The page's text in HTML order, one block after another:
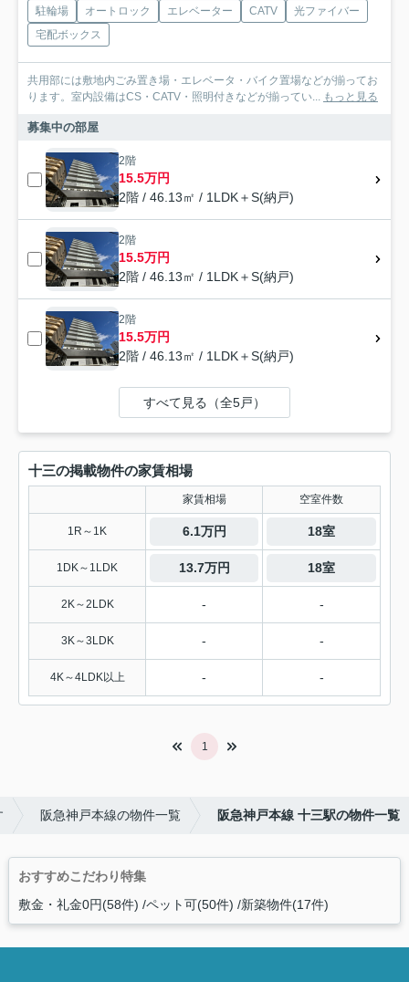
駐輪場 オートロック エレベーター CATV
光ファイバー
宅配ボックス
共用部には敷地内ごみ置き場・エレベータ・バイク置場などが揃ってお
ります。室内設備はCS・CATV・照明付きなどが揃ってい... もっと見る
募集中の部屋
2階
15.5万円
2階 / 46.13㎡ / 1LDK＋S(納戸)
2階
15.5万円
2階 / 46.13㎡ / 1LDK＋S(納戸)
2階
15.5万円
2階 / 46.13㎡ / 1LDK＋S(納戸)
すべて見る（全5戸）
十三の掲載物件の家賃相場
家賃相場 空室件数
1R～1K 6.1万円 18室
1DK～1LDK 13.7万円 18室
2K～2LDK - -
3K～3LDK - -
4K～4LDK以上 - -
1
阪急神戸本線の物件一覧 阪急神戸本線 十三駅の物件一覧
おすすめこだわり特集
敷金・礼金0円(58件) ペット可(50件) 新築物件(17件)